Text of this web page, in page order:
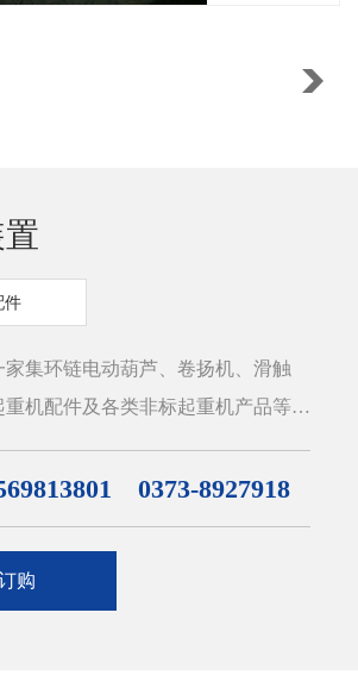
件
环链电动葫芦、卷扬机、滑触
机配件及各类非标起重机产品等设
量的关键性电动葫芦零部件，配合
0373-8927918
购